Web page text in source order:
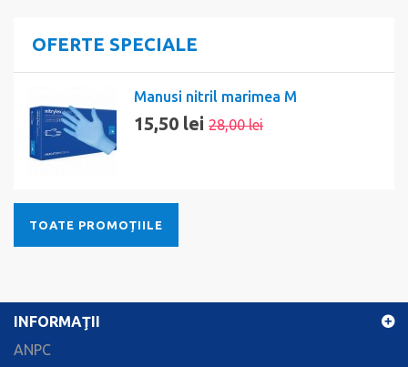
OFERTE SPECIALE
Manusi nitril marimea M
15,50 lei 28,00 lei
TOATE PROMOȚIILE
INFORMAŢII
ANPC